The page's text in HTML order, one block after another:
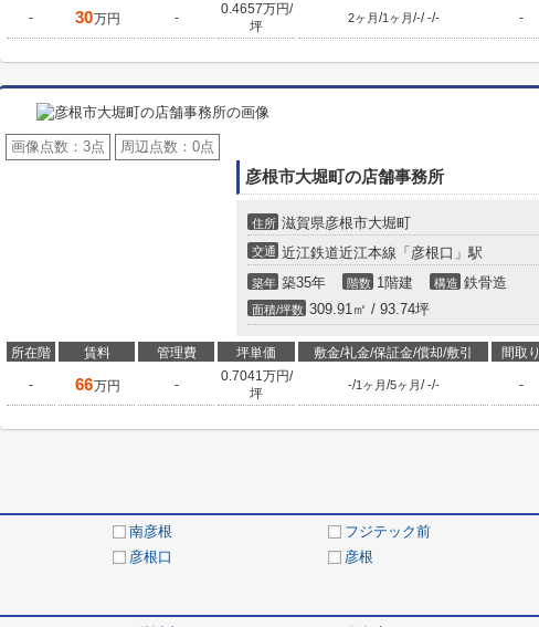
- 30万円 -
0.4657万円/
坪
2ヶ月/1ヶ月/-/-/- -
画像点数： 3点 周辺点数： 0点
彦根市大堀町の店舗事務所
住所 滋賀県彦根市大堀町
交通 近江鉄道近江本線「彦根口」駅
築年 築35年 階数 1階建 構造 鉄骨造
面積/坪数 309.91㎡ / 93.74坪
所在階 賃料 管理費 坪単価 敷金/礼金/保証金/償却/敷引 間取り
- 66万円 -
0.7041万円/
坪
-/1ヶ月/5ヶ月/-/- -
南彦根 フジテック前
彦根口
彦根